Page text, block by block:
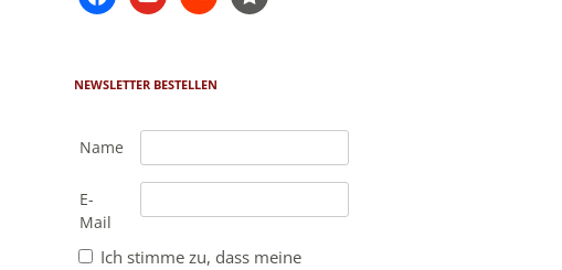
filled
NEWSLETTER BESTELLEN
Name
E-
Mail
Ich stimme zu, dass meine